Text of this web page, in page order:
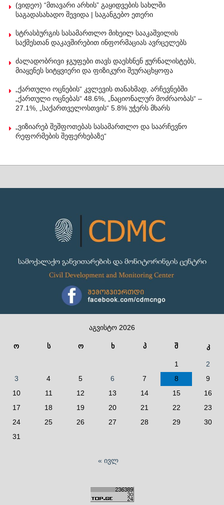
(ვიდეო) “მთავარი არხის” გაყიდვების სახლში
საგადასახადო შევიდა | საგანგებო ეთერი
სტრასბურგის სასამართლო მიხეილ სააკაშვილის
საქმესთან დაკავშირებით ინფორმაციას ავრცელებს
ძალადობრივი ჯგუფები თავს დაესხნენ ჟურნალისტებს,
მიაყენეს სიტყვიერი და ფიზიკური შეურაცხყოფა
„ქართული ოცნების“ კვლევის თანახმად, არჩევნებში
„ქართული ოცნებას“ 48.6%, „ნაციონალურ მოძრაობას“ –
27.1%, „საქართველოსთვის“ 5.8% უჭერს მხარს
„ვიზიარებ შეშფოთებას სასამართლო და საარჩევნო
რეფორმების შეფერხებაზე“
აგვისტო 2026
ო ს ო ხ პ შ კ
1
2
3
4 5 6 7 8
9
10
11 12 13 14 15
16
17
18 19 20 21 22
23
24
25 26 27 28 29
30
31
« ივლ